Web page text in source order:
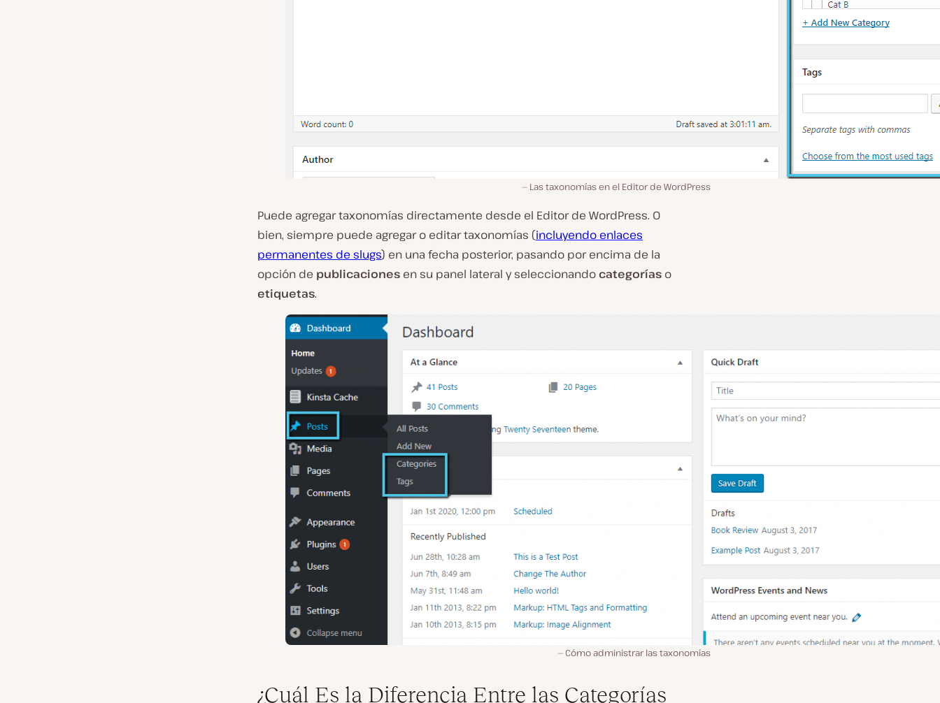
Las taxonomías en el Editor de WordPress
Puede agregar taxonomías directamente desde el Editor de WordPress. O
bien, siempre puede agregar o editar taxonomías (incluyendo enlaces
permanentes de slugs) en una fecha posterior, pasando por encima de la
opción de publicaciones en su panel lateral y seleccionando categorías o
etiquetas.
Cómo administrar las taxonomías
¿Cuál Es la Diferencia Entre las Categorías